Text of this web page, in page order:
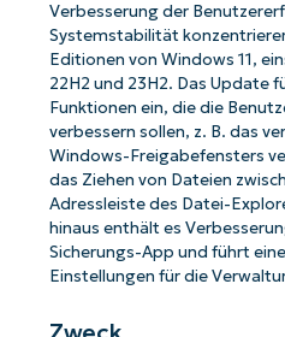
Verbesserung der
Systemstabilität
Editionen von Windows 11,
22H2 und 23H2. Das Update
Funktionen ein, die die
verbessern sollen, z. B. das
Windows-Freigabefensters
das Ziehen von Dateien
Adressleiste des Datei-
hinaus enthält es
Sicherungs-App und führt
Einstellungen für die